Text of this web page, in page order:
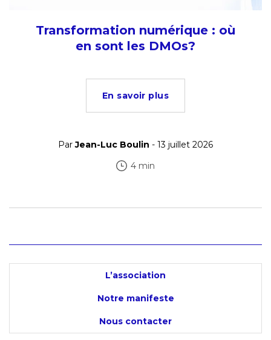
Transformation numérique : où
en sont les DMOs?
En savoir plus
ParJean-Luc Boulin - 13 juillet 2026
4 min
L’association
Notre manifeste
Nous contacter